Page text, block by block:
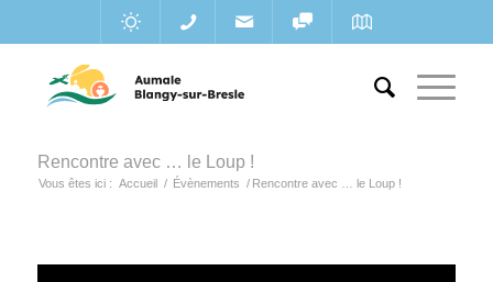
Rencontre avec … le Loup !
Vous êtes ici : Accueil / Évènements / Rencontre avec … le Loup !